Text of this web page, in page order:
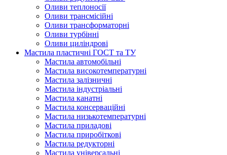
Оливи теплоносії
Оливи трансмісійні
Оливи трансформаторні
Оливи турбінні
Оливи циліндрові
Мастила пластичні ГОСТ та ТУ
Мастила автомобільні
Мастила високотемпературні
Мастила залізничні
Мастила індустріальні
Мастила канатні
Мастила консерваційні
Мастила низькотемпературні
Мастила приладові
Мастила приробіткові
Мастила редукторні
Мастила універсальні